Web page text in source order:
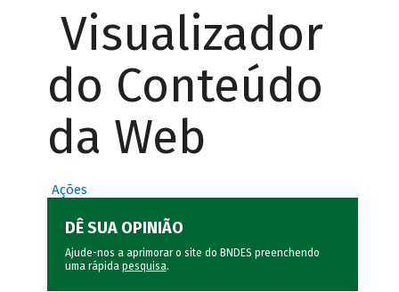
Visualizador
do Conteúdo
da Web
Ações
DÊ SUA OPINIÃO
Ajude-nos a aprimorar o site do BNDES preenchendo
uma rápida pesquisa.